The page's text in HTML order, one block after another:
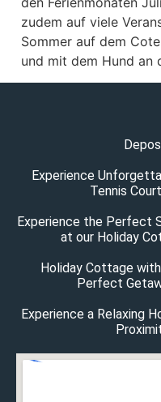
zudem auf viele
Sommer auf dem
und mit dem Hund an
Experience
Tennis
Experience the Perfect
at our Holiday
Holiday Cottage
Perfect
Experience a Relaxing